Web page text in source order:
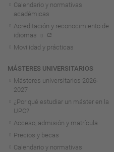
Calendario y normativas
académicas
Acreditación y reconocimiento de
idiomas
Movilidad y prácticas
MÁSTERES UNIVERSITARIOS
Másteres universitarios 2026-
2027
¿Por qué estudiar un máster en la
UPC?
Acceso, admisión y matrícula
Precios y becas
Calendario y normativas